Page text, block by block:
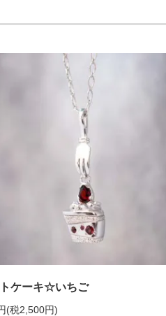
ケーキ☆いちご
(税2,500円)